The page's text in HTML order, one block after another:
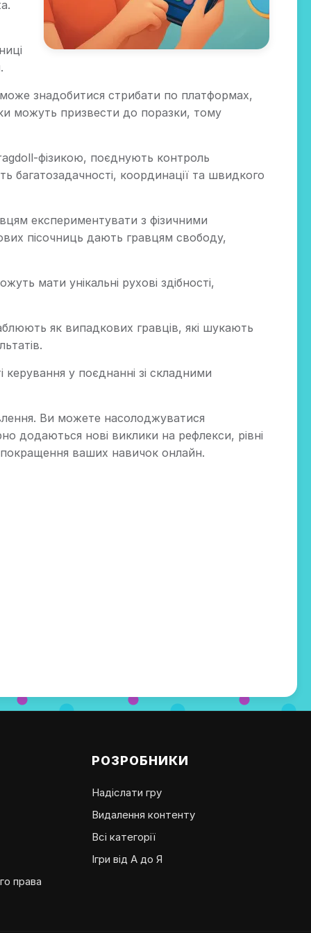
знадобитися стрибати по платформах,
можуть призвести до поразки, тому
фізикою, поєднують контроль
багатозадачності, координації та швидкого
експериментувати з фізичними
пісочниць дають гравцям свободу,
мати унікальні рухові здібності,
як випадкових гравців, які шукають
у поєднанні зі складними
Ви можете насолоджуватися
додаються нові виклики на рефлекси, рівні
покращення ваших навичок онлайн.
права
РОЗРОБНИКИ
Надіслати гру
Видалення контенту
Всі категорії
Ігри від А до Я